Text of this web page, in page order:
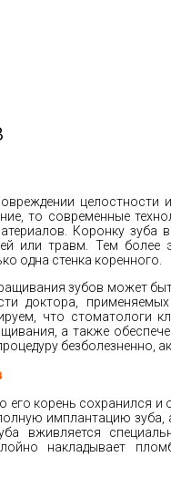
целостности
то современные
Коронку зуба
или травм. Тем более
одна стенка коренного.
зубов может
доктора,
что стоматологи
а также
безболезненно,
его корень сохранился
имплантацию зуба,
вживляется
накладывает